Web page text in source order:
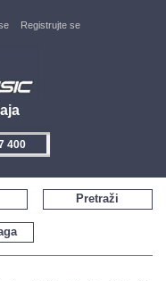
Registrujte se
400
Pretraži